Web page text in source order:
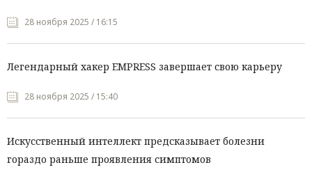
28 ноября 2025 / 16:15
Легендарный хакер EMPRESS завершает свою карьеру
28 ноября 2025 / 15:40
Искусственный интеллект предсказывает болезни
гораздо раньше проявления симптомов